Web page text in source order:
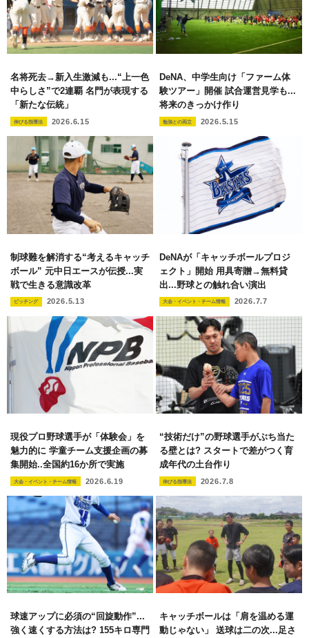
名将死去→新入生激減も...“上一色
中らしさ”で2連覇 名門が表現する
「新たな伝統」
伸びる指導法 2026.6.15
DeNA、中学生向け「ファーム体
験ツアー」開催 試合運営見学も...
将来のきっかけ作り
勉強との両立 2026.5.15
制球難を解消する“考えるキャッチ
ボール” 元中日エースが伝授...実
戦で生きる意識改革
ピッチング 2026.5.13
DeNAが「キャッチボールプロジ
ェクト」開始 用具寄贈→無料貸
出...野球との触れ合い演出
大会・イベント・チーム情報 2026.7.7
現役プロ野球選手が「体験会」を
魅力的に 学童チーム支援企画の募
集開始..全国約16か所で実施
大会・イベント・チーム情報 2026.6.19
“技術だけ”の野球選手がぶち当た
る壁とは? スタートで差がつく育
成年代の土台作り
伸びる指導法 2026.7.8
球速アップに必須の“回旋動作”...
強く速くする方法は? 155キロ専門
キャッチボールは「肩を温める運
動じゃない」 送球は二の次...足さ